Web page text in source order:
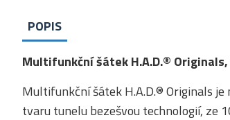
POPIS
Multifunkční šátek H.A.D.®
Multifunkční šátek H.A.D.® Originals
tvaru tunelu bezešvou technologií, ze